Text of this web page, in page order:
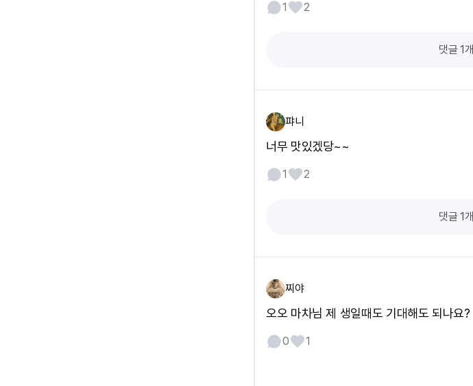
1 2
댓글 1개
퍄니
너무 맛있겠당~~
1 2
댓글 1개
찌야
오오 마차님 제 생일때도 기대해도 되나요?
0 1